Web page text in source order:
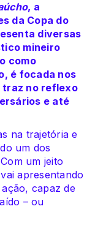
, a
da Copa do
diversas
mineiro
como
é focada nos
traz no reflexo
e até
na trajetória e
um dos
um jeito
apresentando
capaz de
– ou